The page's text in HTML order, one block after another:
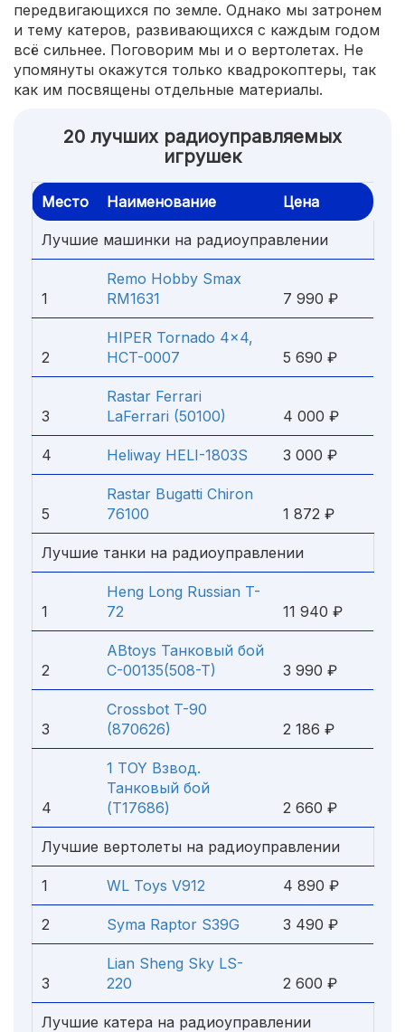
передвигающихся по земле. Однако мы затронем
и тему катеров, развивающихся с каждым годом
всё сильнее. Поговорим мы и о вертолетах. Не
упомянуты окажутся только квадрокоптеры, так
как им посвящены отдельные материалы.
20 лучших радиоуправляемых
игрушек
Место Наименование Цена
Лучшие машинки на радиоуправлении
1
Remo Hobby Smax
RM1631
7 990 ₽
2
HIPER Tornado 4x4,
HCT-0007
5 690 ₽
3
Rastar Ferrari
LaFerrari (50100)
4 000 ₽
4 Heliway HELI-1803S 3 000 ₽
5
Rastar Bugatti Chiron
76100
1 872 ₽
Лучшие танки на радиоуправлении
1
Heng Long Russian T-
72
11 940 ₽
2
ABtoys Танковый бой
C-00135(508-T)
3 990 ₽
3
Crossbot T-90
(870626)
2 186 ₽
4
1 TOY Взвод.
Танковый бой
(T17686)
2 660 ₽
Лучшие вертолеты на радиоуправлении
1 WL Toys V912 4 890 ₽
2 Syma Raptor S39G 3 490 ₽
3
Lian Sheng Sky LS-
220
2 600 ₽
Лучшие катера на радиоуправлении